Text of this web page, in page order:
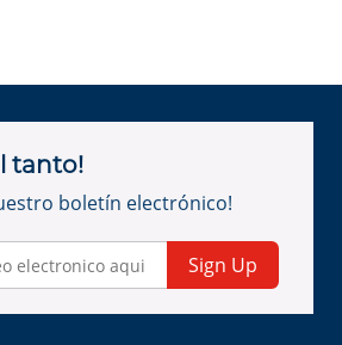
tanto!
boletín electrónico!
Sign Up